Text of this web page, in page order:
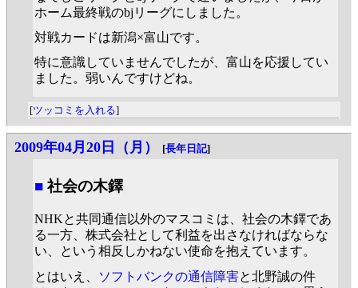
ホーム最終戦のbjリーグにしました。
対戦カードは新潟×富山です。
特に意識していませんでしたが、富山を応援してい
ました。弱いんですけどね。
[ツッコミを入れる]
2009年04月20日（月） [長年日記]
■ 社会の木鐸
NHKと共同通信以外のマスコミは、社会の木鐸であ
る一方、株式会社として利益を出さなければならな
い、という相反しかねない使命を抱えています。
とはいえ、
ソフトバンクの通信障害と北野誠の件